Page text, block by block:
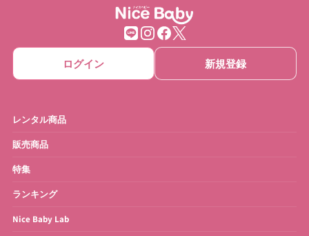
抱っこひも
ベビーサークル
ベッドメリー
ベビーバス
お宮参り・お祝い衣装
ログイン 新規登録
レンタル商品
販売商品
特集
ランキング
Nice Baby Lab